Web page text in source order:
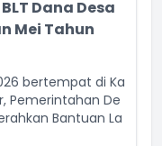
Dana Desa
Mei Tahun
bertempat di Ka
Pemerintahan De
Bantuan La